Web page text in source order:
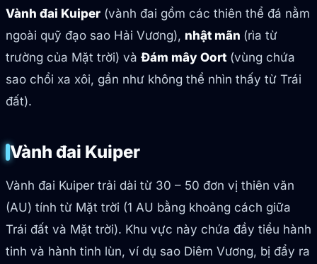
Vành đai Kuiper (vành đai gồm các thiên thể đá nằm
ngoài quỹ đạo sao Hải Vương), nhật mãn (rìa từ
trường của Mặt trời) và Đám mây Oort(vùng chứa
sao chổi xa xôi, gần như không thể nhìn thấy từ Trái
đất).
Vành đai Kuiper
Vành đai Kuiper trải dài từ 30 – 50 đơn vị thiên văn
(AU) tính từ Mặt trời (1 AU bằng khoảng cách giữa
Trái đất và Mặt trời). Khu vực này chứa đầy tiểu hành
tinh và hành tinh lùn, ví dụ sao Diêm Vương, bị đẩy ra